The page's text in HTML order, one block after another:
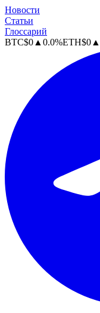
Новости
Статьи
Глоссарий
BTC$0 ▲ 0.0%ETH$0 ▲